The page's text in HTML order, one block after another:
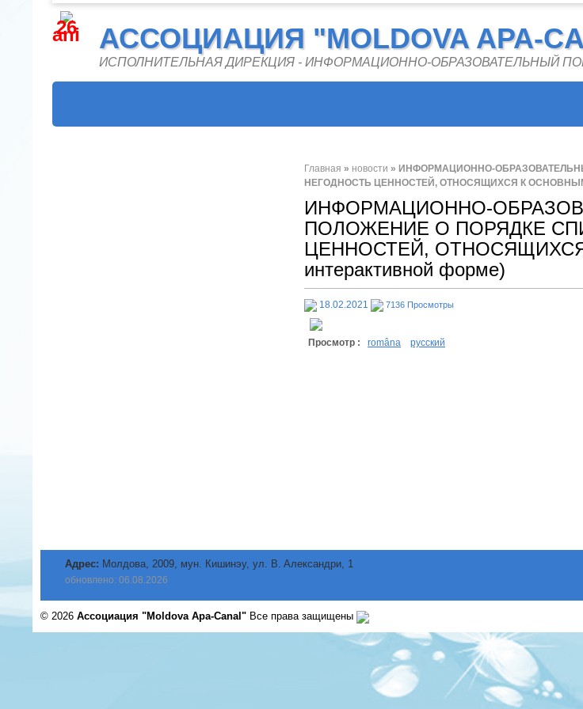
26
ani АССОЦИАЦИЯ "MOLDOVA APA-
ИСПОЛНИТЕЛЬНАЯ ДИРЕКЦИЯ - ИНФОРМАЦИОННО-ОБРАЗОВАТЕЛЬНЫЙ
Главная » новости » ИНФОРМАЦИОННО-
НЕГОДНОСТЬ ЦЕННОСТЕЙ, ОТНОСЯЩИХСЯ К ОСНОВНЫМ
ИНФОРМАЦИОННО-
ПОЛОЖЕНИЕ О ПОРЯДКЕ
ЦЕННОСТЕЙ,
интерактивной форме)
18.02.2021 7136 Просмотры
Просмотр : româna русский
Адрес: Молдова, 2009, мун. Кишинэу, ул. B. Aлександри, 1
обновлено: 06.08.2026
© 2026 Ассоциация "Moldova Apa-Canal" Все права защищены